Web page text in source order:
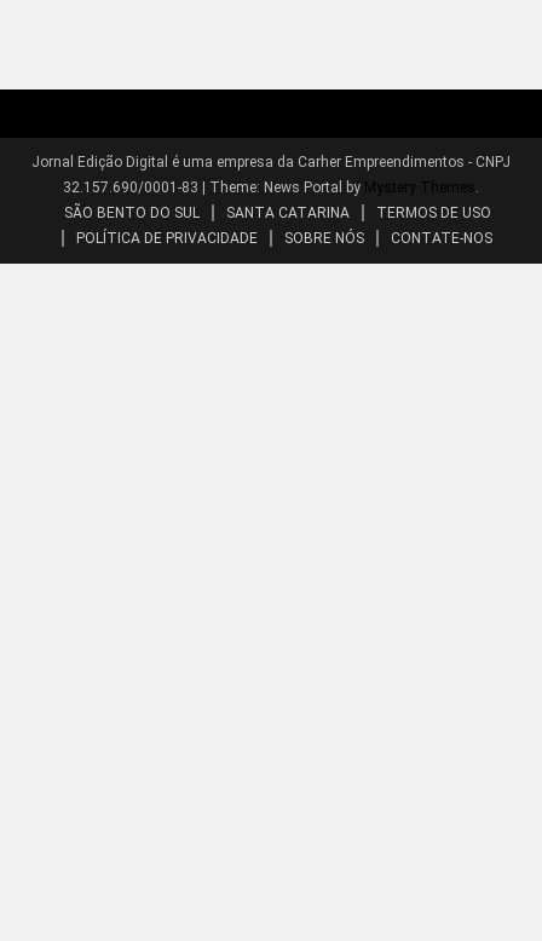
Jornal Edição Digital é uma empresa da Carher Empreendimentos - CNPJ
32.157.690/0001-83
Theme: News Portal by Mystery Themes .
SÃO BENTO DO SUL
SANTA CATARINA
TERMOS DE USO
POLÍTICA DE PRIVACIDADE
SOBRE NÓS CONTATE-NOS